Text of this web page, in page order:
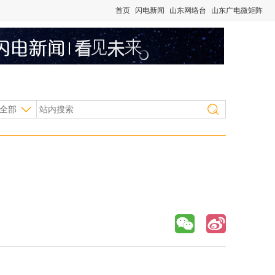
首页 闪电新闻 山东网络台 山东广电微矩阵
部